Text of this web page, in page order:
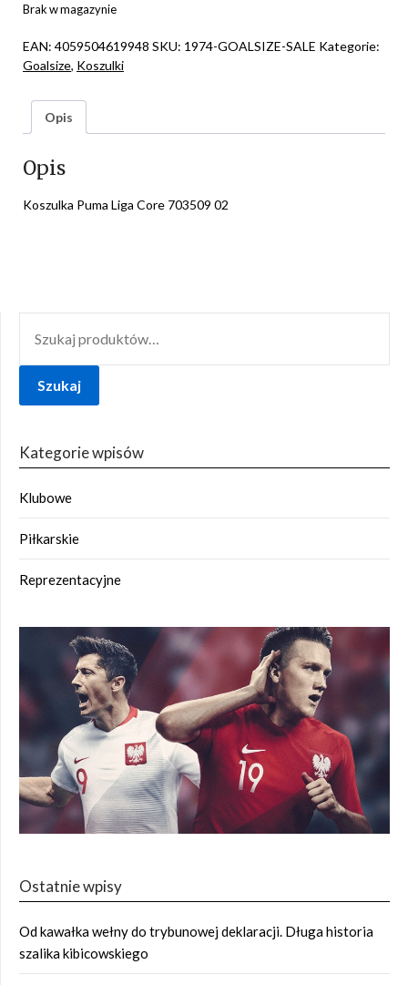
zł40,36.zł33,90.
Brak w magazynie
EAN: 4059504619948 SKU: 1974-GOALSIZE-SALE Kategorie:
Goalsize, Koszulki
Opis
Opis
Koszulka Puma Liga Core 703509 02
Szukaj
Kategorie wpisów
Klubowe
Piłkarskie
Reprezentacyjne
Ostatnie wpisy
Od kawałka wełny do trybunowej deklaracji. Długa historia
szalika kibicowskiego